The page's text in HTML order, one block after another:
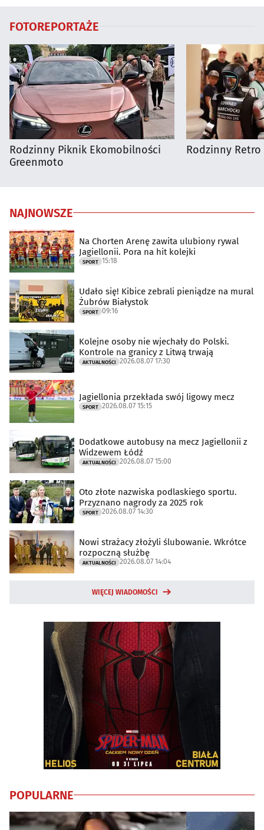
FOTOREPORTAŻE
Rodzinny Piknik Ekomobilności
Greenmoto
Rodzinny Retro
NAJNOWSZE
Na Chorten Arenę zawita ulubiony rywal
Jagiellonii. Pora na hit kolejki
SPORT 15:18
Udało się! Kibice zebrali pieniądze na mural
Żubrów Białystok
SPORT 09:16
Kolejne osoby nie wjechały do Polski.
Kontrole na granicy z Litwą trwają
AKTUALNOŚCI 2026.08.07 17:30
Jagiellonia przekłada swój ligowy mecz
SPORT 2026.08.07 15:15
Dodatkowe autobusy na mecz Jagiellonii z
Widzewem Łódź
AKTUALNOŚCI 2026.08.07 15:00
Oto złote nazwiska podlaskiego sportu.
Przyznano nagrody za 2025 rok
SPORT 2026.08.07 14:30
Nowi strażacy złożyli ślubowanie. Wkrótce
rozpoczną służbę
AKTUALNOŚCI 2026.08.07 14:04
WIĘCEJ WIADOMOŚCI
POPULARNE